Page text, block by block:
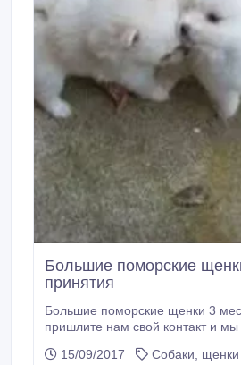
Большие поморские
принятия
Большие поморские щенки 3
пришлите нам свой контакт и
щенков, и мы будем говорить о том, как они будут
15/09/2017
Собаки, щенки